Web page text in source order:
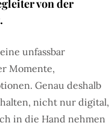
von der
unfassbar
Momente,
Genau deshalb
nicht nur digital,
in die Hand nehmen